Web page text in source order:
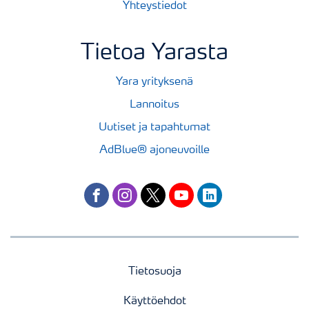
Yhteystiedot
Tietoa Yarasta
Yara yrityksenä
Lannoitus
Uutiset ja tapahtumat
AdBlue® ajoneuvoille
facebookinstagram
twitteryoutubelinkedin
Tietosuoja
Käyttöehdot